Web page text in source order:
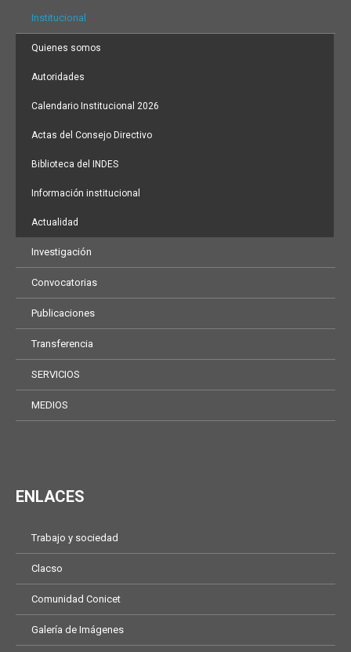
Institucional
Quienes somos
Autoridades
Calendario Institucional 2026
Actas del Consejo Directivo
Biblioteca del INDES
Información institucional
Actualidad
Investigación
Convocatorias
Publicaciones
Transferencia
SERVICIOS
MEDIOS
ENLACES
Trabajo y sociedad
Clacso
Comunidad Conicet
Galería de Imágenes